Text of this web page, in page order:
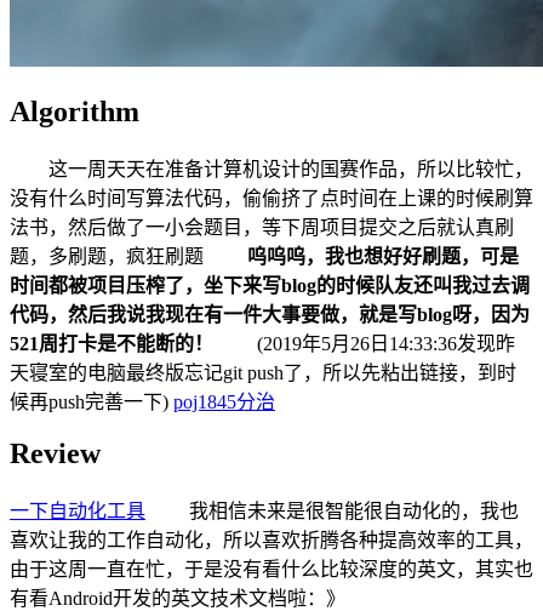
Algorithm
这一周天天在准备计算机设计的国赛作品，所以比较忙，
没有什么时间写算法代码，偷偷挤了点时间在上课的时候刷算
法书，然后做了一小会题目，等下周项目提交之后就认真刷
题，多刷题，疯狂刷题 呜呜呜，我也想好好刷题，可是
时间都被项目压榨了，坐下来写blog的时候队友还叫我过去调
代码，然后我说我现在有一件大事要做，就是写blog呀，因为
521周打卡是不能断的！
(2019年5月26日14:33:36发现昨
天寝室的电脑最终版忘记git push了，所以先粘出链接，到时
候再push完善一下) poj1845分治
Review
一下自动化工具 我相信未来是很智能很自动化的，我也
喜欢让我的工作自动化，所以喜欢折腾各种提高效率的工具，
由于这周一直在忙，于是没有看什么比较深度的英文，其实也
有看Android开发的英文技术文档啦：》